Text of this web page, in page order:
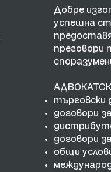
Добре
успешна
преговори
търговски
договори
договори
общи